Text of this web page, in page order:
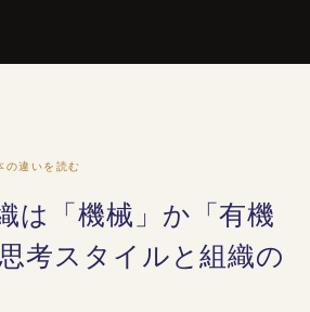
の違いを読む
は「機械」か「有機
考スタイルと組織の